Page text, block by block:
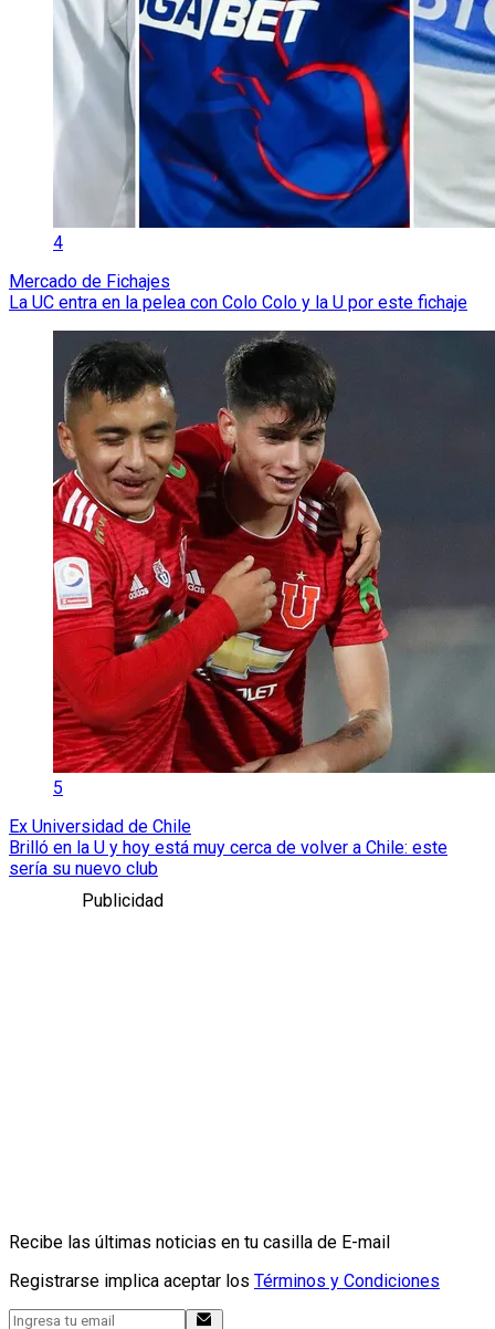
4
Mercado de Fichajes
La UC entra en la pelea con Colo Colo y la U por este fichaje
5
Ex Universidad de Chile
Brilló en la U y hoy está muy cerca de volver a Chile: este
sería su nuevo club
Publicidad
Recibe las últimas noticias en tu casilla de E-mail
Registrarse implica aceptar los Términos y Condiciones